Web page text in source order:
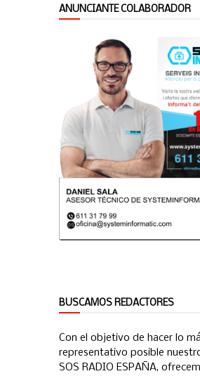
ANUNCIANTE COLABORADOR
BUSCAMOS REDACTORES
Con el objetivo de hacer lo
representativo posible
SOS RADIO ESPAÑA,